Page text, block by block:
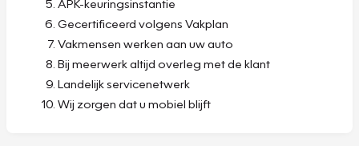
APK-keuringsinstantie
Gecertificeerd volgens Vakplan
Vakmensen werken aan uw auto
Bij meerwerk altijd overleg met de klant
Landelijk servicenetwerk
Wij zorgen dat u mobiel blijft